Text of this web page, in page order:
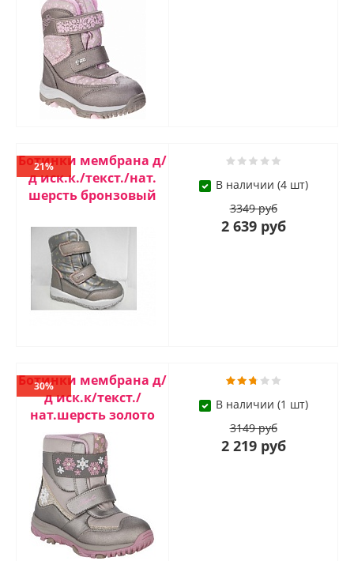
Ботинки мембрана д/
д иск.к./текст./нат.
шерсть бронзовый
21%
В наличии (4 шт)
3349 руб
2 639 руб
Ботинки мембрана д/
д иск.к/текст./
нат.шерсть золото
30%
В наличии (1 шт)
3149 руб
2 219 руб